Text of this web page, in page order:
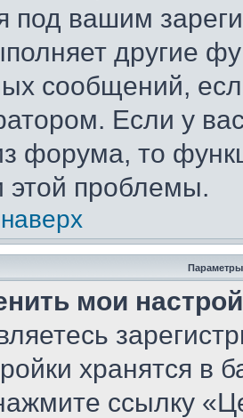
под вашим
другие
сообщений,
Если у
форума, то
этой проблемы.
Параметры
мои
хранятся в
ссылку